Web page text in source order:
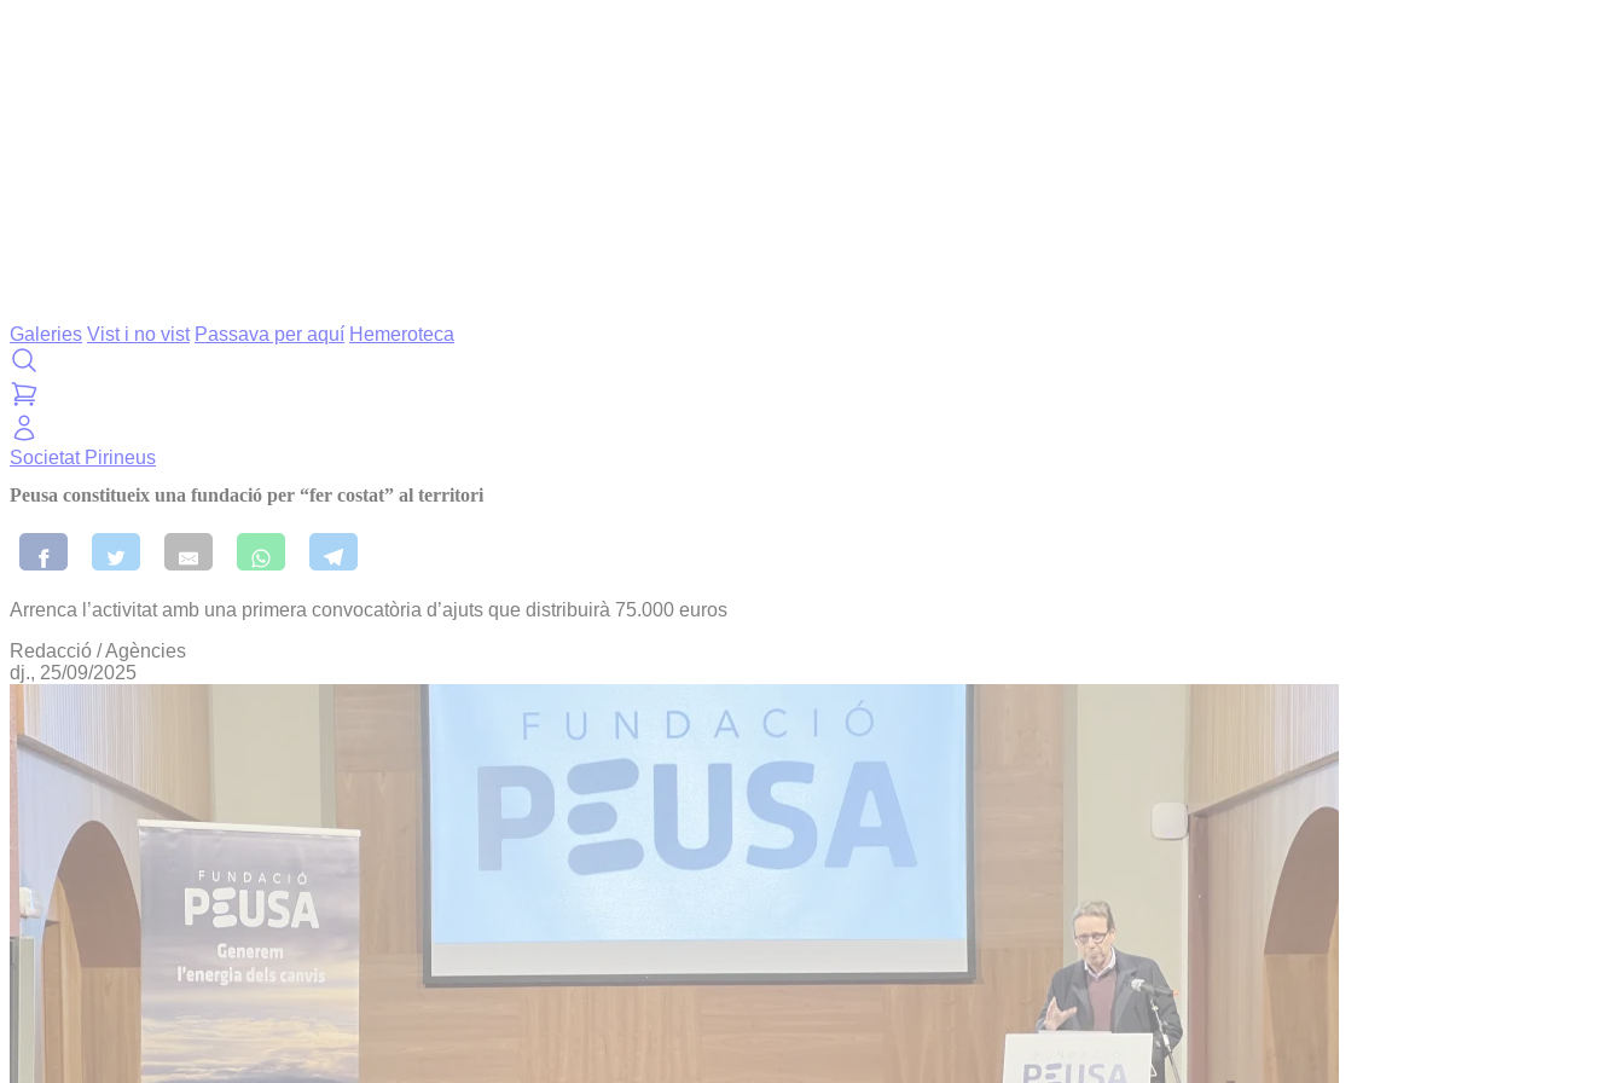
Galeries Vist i no vist Passava per aquí Hemeroteca
Societat Pirineus
Peusa constitueix una fundació per “fer costat” al territori
Arrenca l’activitat amb una primera convocatòria d’ajuts que distribuirà 75.000 euros
Redacció / Agències
dj., 25/09/2025